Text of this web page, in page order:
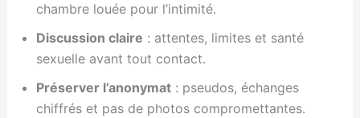
chambre louée pour l’intimité.
Discussion claire : attentes, limites et santé
sexuelle avant tout contact.
Préserver l’anonymat: pseudos, échanges
chiffrés et pas de photos compromettantes.